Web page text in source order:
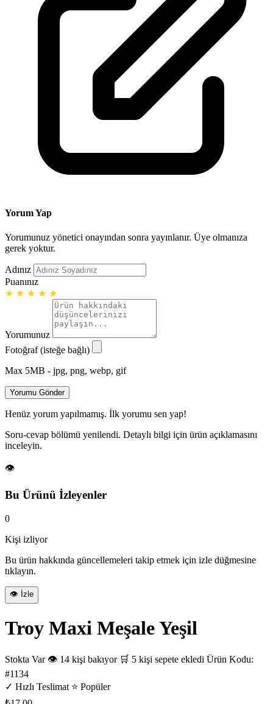
Yorum Yap
Yorumunuz yönetici onayından sonra yayınlanır. Üye olmanıza
gerek yoktur.
Adınız
Puanınız
★ ★ ★ ★ ★
Yorumunuz
Fotoğraf (isteğe bağlı)
Max 5MB - jpg, png, webp, gif
Yorumu Gönder
Henüz yorum yapılmamış. İlk yorumu sen yap!
Soru-cevap bölümü yenilendi. Detaylı bilgi için ürün açıklamasını
inceleyin.
👁️
Bu Ürünü İzleyenler
0
Kişi izliyor
Bu ürün hakkında güncellemeleri takip etmek için izle düğmesine
tıklayın.
👁️ İzle
Troy Maxi Meşale Yeşil
Stokta Var 👁️ 14 kişi bakıyor 🛒 5 kişi sepete ekledi Ürün Kodu:
#1134
✓ Hızlı Teslimat ⭐ Popüler